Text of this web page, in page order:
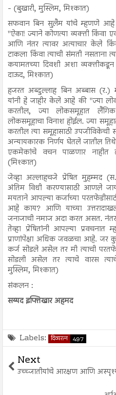
- (बुखारी, मुस्लिम, मिश्कात)
सफवान बिन सुलैम यांचे म्हणणे आहे
"ऐका! ज्याने कोणत्या व्यक्ती
आणि नंतर त्यावर अत्याचार केले
टाकला किंवा त्याची संमती नसताना
कयामतच्या दिवशी अशा
दाऊद, मिश्कात)
हजरत अब्दुल्लाह बिन अब्बास (र.)
यांनी हे जाहीर केले आहे की "ज्या
करतील, ज्या लोकसमूहात
लोकसमूहाचा विनाश होईल. ज्या
करतील त्या समूहासाठी
अन्यायकारक निर्णय घेतले जातील
एकमेकांचे वचन पाळणार नाहीत
(मिश्कात)
जेव्हा अल्लाहचजे प्रेषित मुहम्मद
अंतिम विधी करण्यासाठी आणले
मयताने आपल्या कर्जाच्या
आहे काय? आणि याच्या
जनाजाची नमाज अदा करत असत. नंतर
तेव्हा प्रेषितांनी आपल्या प्रवचनात
प्राणांपेक्षा अधिक जवळचा आहे. जर
कर्ज सोडले असेल तर मी त्याची
सोडली असेल तर त्याचे वारस
मुस्लिम, मिश्कात)
संकलन :
सय्यद इफ्तिखार अहमद
Labels: दिव्यरत्न 497
Next
उच्च्जातीयांचे आरक्षण आणि